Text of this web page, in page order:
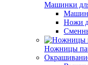
Машинки
Ножи
Ножницы